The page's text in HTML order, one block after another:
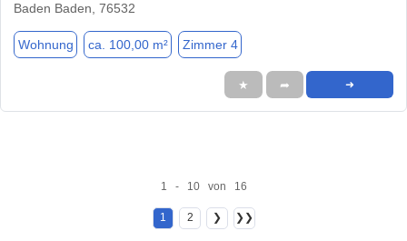
Baden Baden, 76532
Wohnung ca. 100,00 m² Zimmer 4
★ ➦ ➜
1 - 10 von 16
1 2 ❯ ❯❯